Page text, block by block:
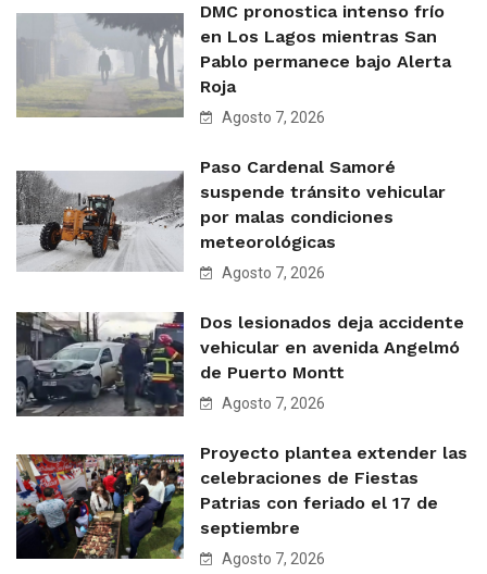
DMC pronostica intenso frío
en Los Lagos mientras San
Pablo permanece bajo Alerta
Roja
Agosto 7, 2026
Paso Cardenal Samoré
suspende tránsito vehicular
por malas condiciones
meteorológicas
Agosto 7, 2026
Dos lesionados deja accidente
vehicular en avenida Angelmó
de Puerto Montt
Agosto 7, 2026
Proyecto plantea extender las
celebraciones de Fiestas
Patrias con feriado el 17 de
septiembre
Agosto 7, 2026